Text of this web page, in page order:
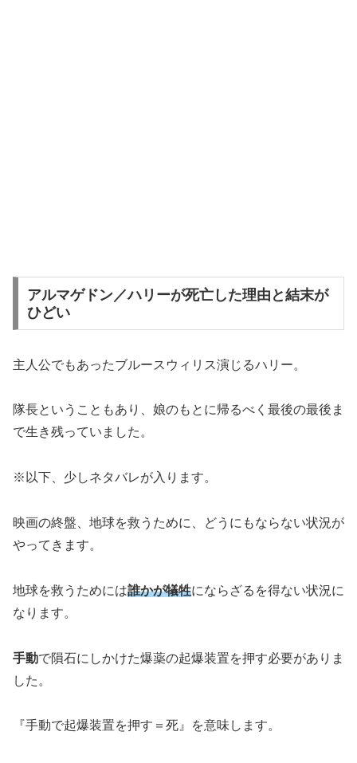
アルマゲドン／ハリーが死亡した理由と結末が
ひどい
主人公でもあったブルースウィリス演じるハリー。
隊長ということもあり、娘のもとに帰るべく最後の最後ま
で生き残っていました。
※以下、少しネタバレが入ります。
映画の終盤、 地球を救うために、
どうにもならない状況が
やってきます。
地球を救うためには誰かが犠牲にならざるを得ない状況に
なります。
手動で隕石にしかけた爆薬の起爆装置を押す必要がありま
した。
『手動で起爆装置を押す＝死』を意味します。